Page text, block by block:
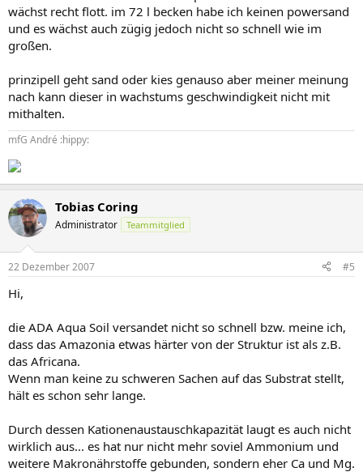
wächst recht flott. im 72 l becken habe ich keinen powersand
und es wächst auch zügig jedoch nicht so schnell wie im
großen.
prinzipell geht sand oder kies genauso aber meiner meinung
nach kann dieser in wachstums geschwindigkeit nicht mit
mithalten.
mfG André :hippy:
Tobias Coring
Administrator Teammitglied
22 Dezember 2007 #5
Hi,
die ADA Aqua Soil versandet nicht so schnell bzw. meine ich,
dass das Amazonia etwas härter von der Struktur ist als z.B.
das Africana.
Wenn man keine zu schweren Sachen auf das Substrat stellt,
hält es schon sehr lange.
Durch dessen Kationenaustauschkapazität laugt es auch nicht
wirklich aus... es hat nur nicht mehr soviel Ammonium und
weitere Makronährstoffe gebunden, sondern eher Ca und Mg.